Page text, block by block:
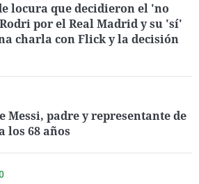
locura que decidieron el 'no
por el Real Madrid y su 'sí'
charla con Flick y la decisión
Messi, padre y representante de
los 68 años